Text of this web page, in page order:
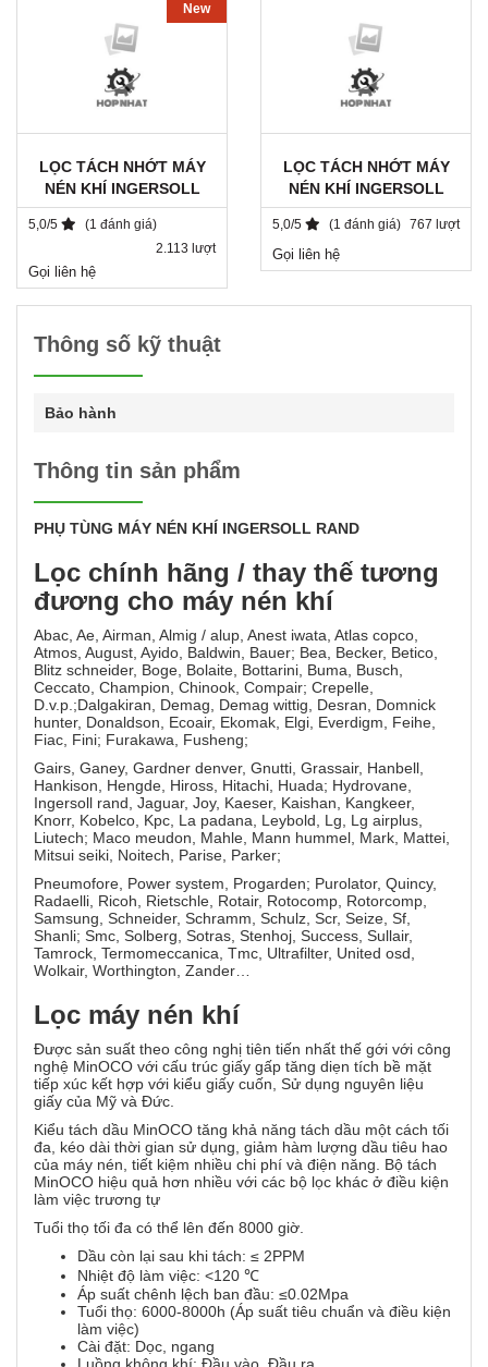
New
LỌC TÁCH NHỚT MÁY
NÉN KHÍ INGERSOLL
RAND / 22219174 / DB
2525
5,0/5
(1 đánh giá)
2.113 lượt
Gọi liên hệ
LỌC TÁCH NHỚT MÁY
NÉN KHÍ INGERSOLL
RAND 39890660 /
AY1025.11080/V1
5,0/5 (1 đánh giá) 767 lượt
Gọi liên hệ
Thông số kỹ thuật
Bảo hành
Thông tin sản phẩm
PHỤ TÙNG MÁY NÉN KHÍ INGERSOLL RAND
Lọc chính hãng / thay thế tương
đương cho máy nén khí
Abac, Ae, Airman, Almig / alup, Anest iwata, Atlas copco,
Atmos, August, Ayido, Baldwin, Bauer; Bea, Becker, Betico,
Blitz schneider, Boge, Bolaite, Bottarini, Buma, Busch,
Ceccato, Champion, Chinook, Compair; Crepelle,
D.v.p.;Dalgakiran, Demag, Demag wittig, Desran, Domnick
hunter, Donaldson, Ecoair, Ekomak, Elgi, Everdigm, Feihe,
Fiac, Fini; Furakawa, Fusheng;
Gairs, Ganey, Gardner denver, Gnutti, Grassair, Hanbell,
Hankison, Hengde, Hiross, Hitachi, Huada; Hydrovane,
Ingersoll rand, Jaguar, Joy, Kaeser, Kaishan, Kangkeer,
Knorr, Kobelco, Kpc, La padana, Leybold, Lg, Lg airplus,
Liutech; Maco meudon, Mahle, Mann hummel, Mark, Mattei,
Mitsui seiki, Noitech, Parise, Parker;
Pneumofore, Power system, Progarden; Purolator, Quincy,
Radaelli, Ricoh, Rietschle, Rotair, Rotocomp, Rotorcomp,
Samsung, Schneider, Schramm, Schulz, Scr, Seize, Sf,
Shanli; Smc, Solberg, Sotras, Stenhoj, Success, Sullair,
Tamrock, Termomeccanica, Tmc, Ultrafilter, United osd,
Wolkair, Worthington, Zander…
Lọc máy nén khí
Được sản suất theo công nghị tiên tiến nhất thế gới với công
nghệ MinOCO với cấu trúc giấy gấp tăng diẹn tích bề mặt
tiếp xúc kết hợp với kiểu giấy cuốn, Sử dụng nguyên liệu
giấy của Mỹ và Đức.
Kiểu tách dầu MinOCO tăng khả năng tách dầu một cách tối
đa, kéo dài thời gian sử dụng, giảm hàm lượng dầu tiêu hao
của máy nén, tiết kiệm nhiều chi phí và điện năng. Bộ tách
MinOCO hiệu quả hơn nhiều với các bộ lọc khác ở điều kiện
làm việc trương tự
Tuổi thọ tối đa có thể lên đến 8000 giờ.
Dầu còn lại sau khi tách: ≤ 2PPM
Nhiệt độ làm việc: <120 ℃
Áp suất chênh lệch ban đầu: ≤0.02Mpa
Tuổi thọ: 6000-8000h (Áp suất tiêu chuẩn và điều kiện
làm việc)
Cài đặt: Dọc, ngang